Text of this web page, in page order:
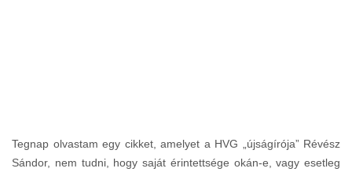
Tegnap olvastam egy cikket, amelyet a HVG „újságírója” Révész
Sándor, nem tudni, hogy saját érintettsége okán-e, vagy esetleg